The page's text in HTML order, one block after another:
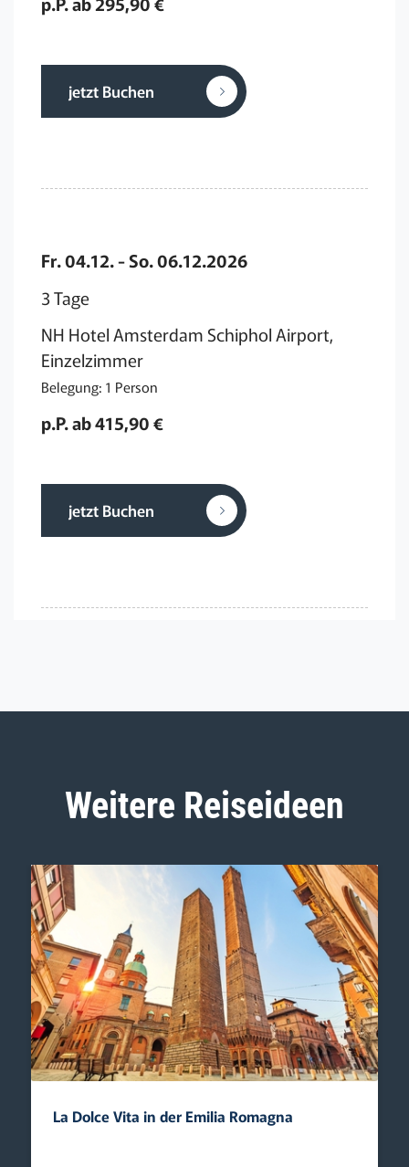
jetzt Buchen
Fr. 04.12. - So. 06.12.2026
3 Tage
NH Hotel Amsterdam Schiphol Airport,
Einzelzimmer
Belegung: 1 Person
p.P. ab 415,90 €
jetzt Buchen
Weitere Reiseideen
La Dolce Vita in der Emilia Romagna